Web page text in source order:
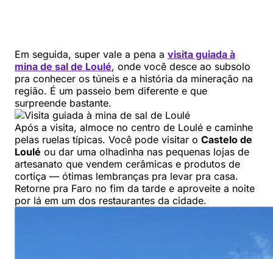
Em seguida, super vale a pena a visita guiada à
mina de sal de Loulé, onde você desce ao subsolo
pra conhecer os túneis e a história da mineração na
região. É um passeio bem diferente e que
surpreende bastante.
Após a visita, almoce no centro de Loulé e caminhe
pelas ruelas típicas. Você pode visitar o Castelo de
Loulé ou dar uma olhadinha nas pequenas lojas de
artesanato que vendem cerâmicas e produtos de
cortiça — ótimas lembranças pra levar pra casa.
Retorne pra Faro no fim da tarde e aproveite a noite
por lá em um dos restaurantes da cidade.